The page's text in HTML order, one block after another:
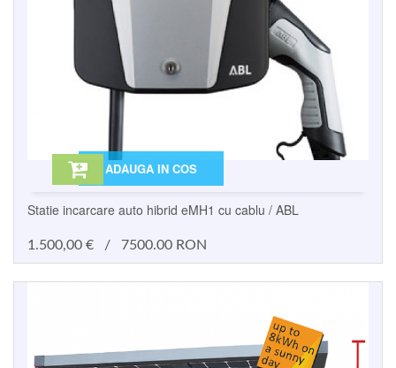
ADAUGA IN COS
Statie incarcare auto hibrid eMH1 cu cablu / ABL
1.500,00 € / 7500.00 RON